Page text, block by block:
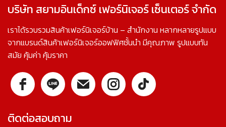
บริษัท สยามอินเด็กซ์ เฟอร์นิเจอร์ เซ็นเตอร์ จำกัด
เราได้รวบรวมสินค้าเฟอร์นิเจอร์บ้าน – สำนักงาน หลากหลายรูปแบบ
จากแบรนด์สินค้าเฟอร์นิเจอร์ออฟฟิศชั้นนำ มีคุณภาพ รูปแบบทัน
สมัย คุ้มค่า คุ้มราคา
ติดต่อสอบถาม